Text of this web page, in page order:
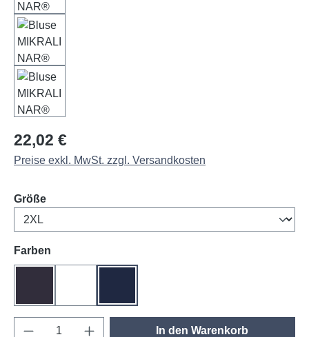
Regulärer Preis:
22,02 €
Preise exkl. MwSt. zzgl. Versandkosten
Größeauswählen
Farben
Produkt Anzahl: Gib den gewünschten
In den Warenkorb